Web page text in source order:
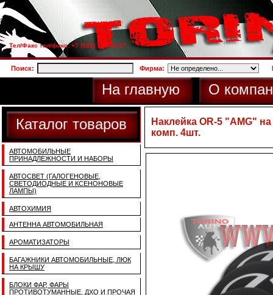
Тел/Факс тел/факс: +7 (925) 733-66-27
Поиск: Фирма:
На главную О
Каталог товаров
АВТОМОБИЛЬНЫЕ
ПРИНАДЛЕЖНОСТИ И НАБОРЫ
АВТОСВЕТ (ГАЛОГЕНОВЫЕ,
СВЕТОДИОДНЫЕ И КСЕНОНОВЫЕ
ЛАМПЫ)
АВТОХИМИЯ
АНТЕННА АВТОМОБИЛЬНАЯ
АРОМАТИЗАТОРЫ
БАГАЖНИКИ АВТОМОБИЛЬНЫЕ, ЛЮК
НА КРЫШУ
БЛОКИ ФАР, ФАРЫ
ПРОТИВОТУМАННЫЕ, ДХО И ПРОЧАЯ
Наклейка OR-5 "AMG"
комп. 4шт.